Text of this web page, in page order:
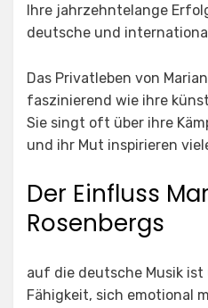
Ihre jahrzehntelange
deutsche und
Das Privatleben von
faszinierend wie ihre
Sie singt oft über ihre
und ihr Mut inspirieren
Der Einfluss
Rosenbergs
auf die deutsche Musik ist
Fähigkeit, sich emotional